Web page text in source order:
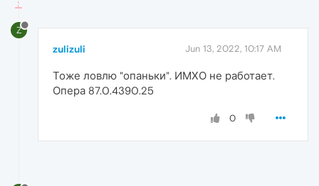
Z
zulizuli Jun 13, 2022, 10:17 AM
Тоже ловлю "опаньки". ИМХО не работает.
Опера 87.0.4390.25
0